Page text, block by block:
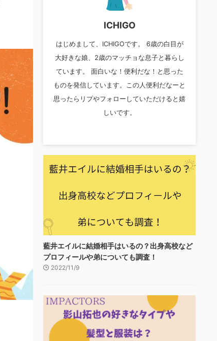
ICHIGO
はじめまして、ICHIGOです。 6歳の白目が
大好きな娘、2歳のマッチョな息子と暮らし
ています。 面白いな！便利だな！と思った
ものを発信しています。この人便利だなーと
思ったらリプやフォローしていただけると嬉
しいです。
藍井エイルに結婚相手はいるの？出身高校など
プロフィールや弟についても調査！
2022/11/9